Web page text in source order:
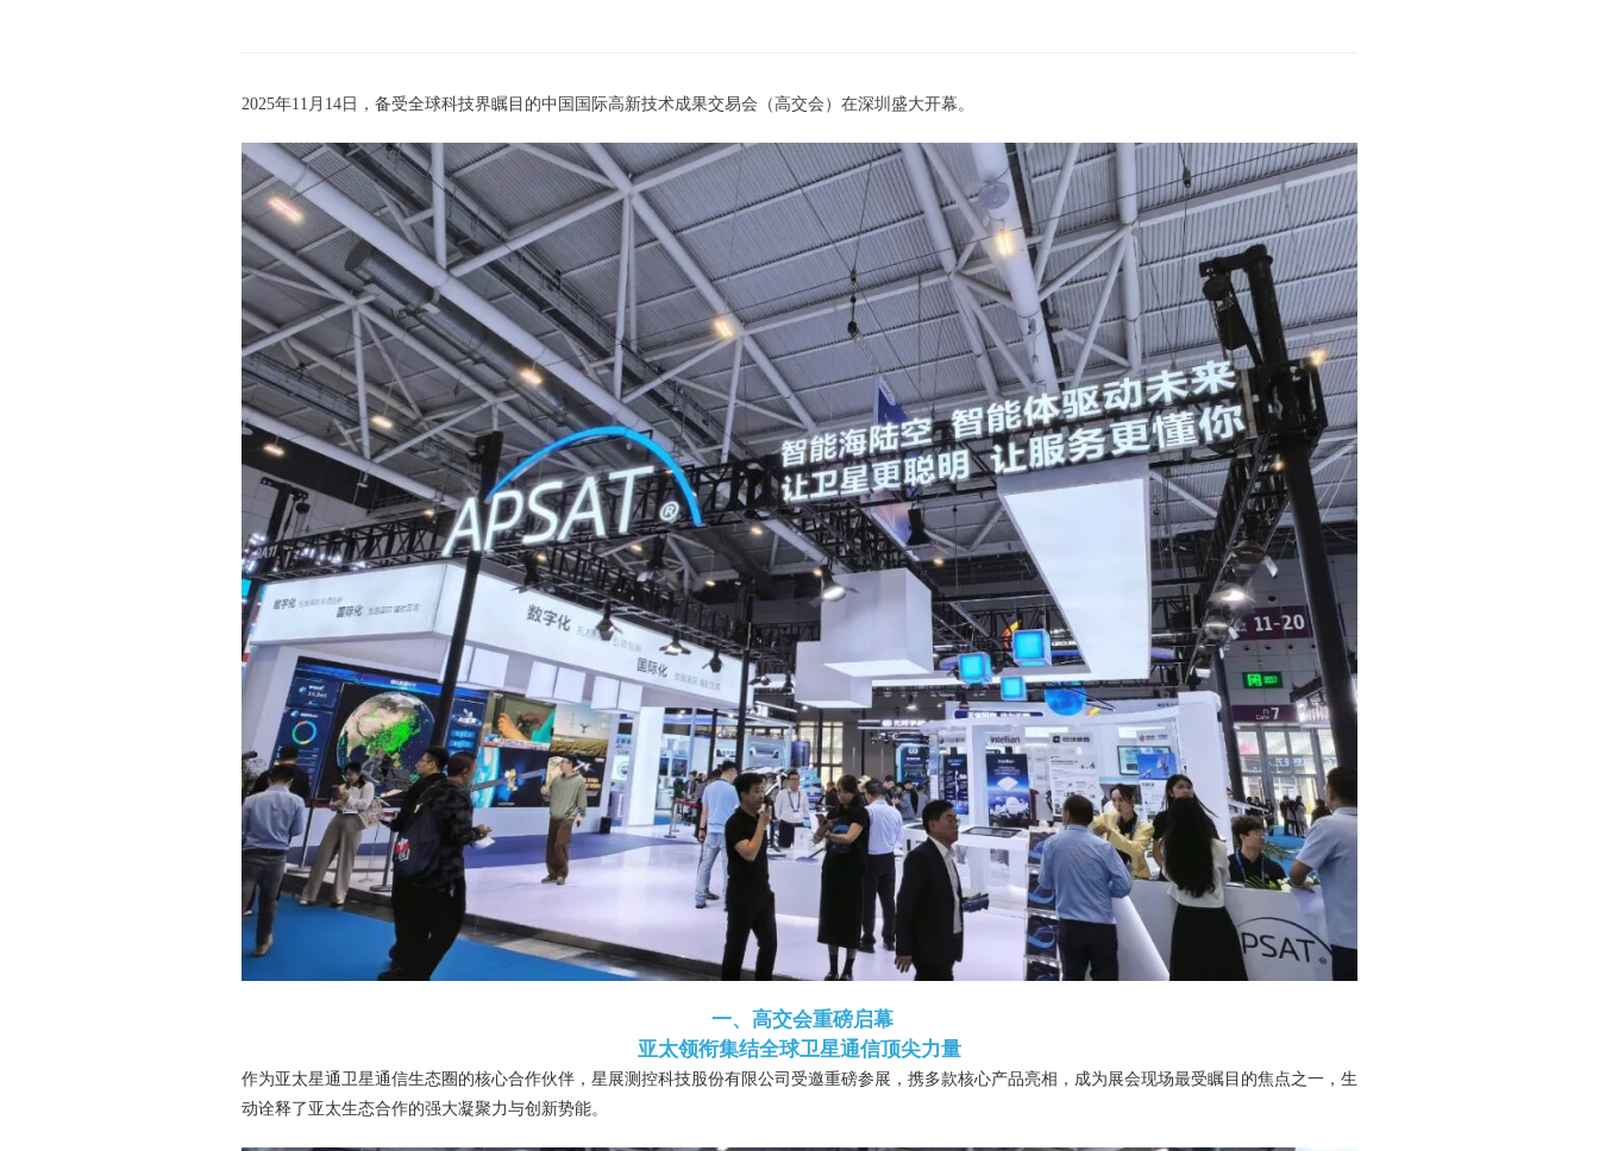
2025年11月14日，备受全球科技界瞩目的中国国际高新技术成果交易会（高交会）在深圳盛大开幕。
一、高交会重磅启幕
亚太领衔集结全球卫星通信顶尖力量
作为亚太星通 卫星通信生态圈的核心合作伙伴， 星展测控科技股份有限公司受邀重磅参展， 携多款核心产品亮相，成为展会现场最受瞩目的焦点之一，生
动诠释了亚太生态合作的强大凝聚力与创新势能。